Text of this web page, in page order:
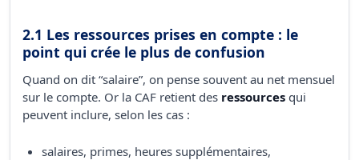
2.1 Les ressources prises en compte : le
point qui crée le plus de confusion
Quand on dit “salaire”, on pense souvent au net mensuel
sur le compte. Or la CAF retient des ressources qui
peuvent inclure, selon les cas :
salaires, primes, heures supplémentaires,